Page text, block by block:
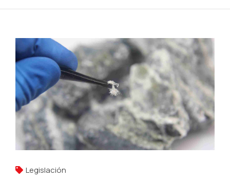
Legislación